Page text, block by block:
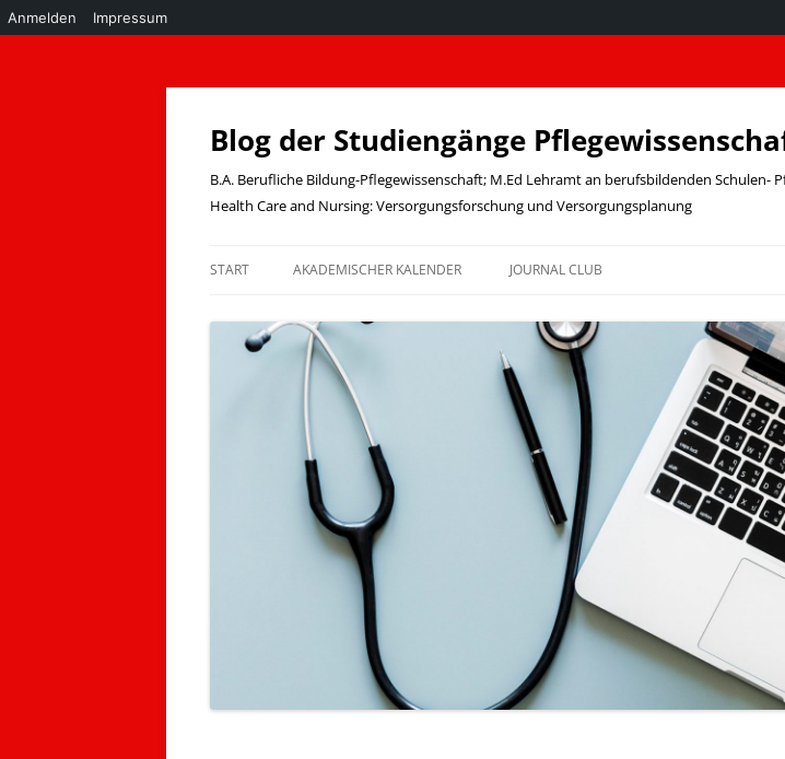
Anmelden Impressum
Zum
springen
Blog der Studiengänge
B.A. Berufliche Bildung-Pflegewissenschaft; M.Ed Lehramt an berufsbildenden Schulen-
Health Care and Nursing: Versorgungsforschung und Versorgungsplanung
START AKADEMISCHER KALENDER JOURNAL CLUB